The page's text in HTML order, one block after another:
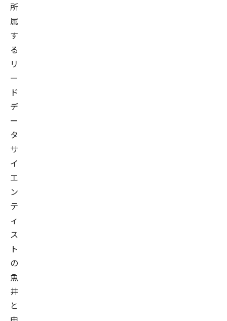
所
属
す
る
リ
ー
ド
デ
ー
タ
サ
イ
エ
ン
テ
ィ
ス
ト
の
魚
井
と